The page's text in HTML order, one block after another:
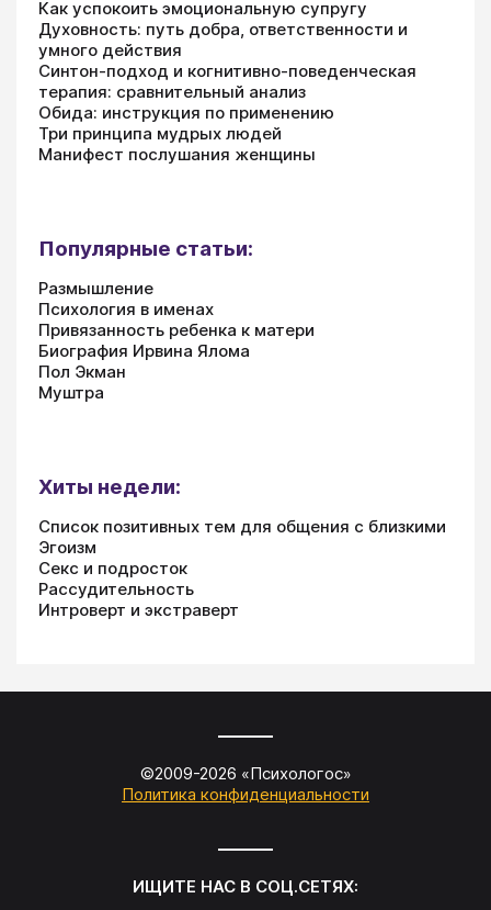
Как успокоить эмоциональную супругу
Духовность: путь добра, ответственности и
умного действия
Синтон-подход и когнитивно-поведенческая
терапия: сравнительный анализ
Обида: инструкция по применению
Три принципа мудрых людей
Манифест послушания женщины
Популярные статьи:
Размышление
Психология в именах
Привязанность ребенка к матери
Биография Ирвина Ялома
Пол Экман
Муштра
Хиты недели:
Список позитивных тем для общения с близкими
Эгоизм
Секс и подросток
Рассудительность
Интроверт и экстраверт
©2009-2026 «Психологос»
Политика конфиденциальности
ИЩИТЕ НАС В СОЦ.СЕТЯХ: